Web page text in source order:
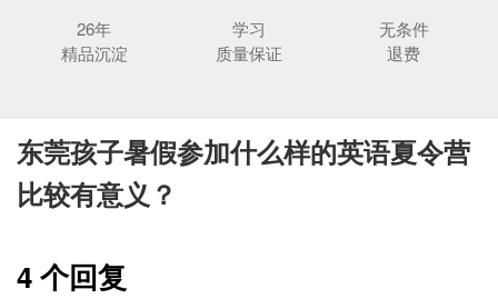
26年
精品沉淀
学习
质量保证
无条件
退费
东莞孩子暑假参加什么样的英语夏令营
比较有意义？
4 个回复